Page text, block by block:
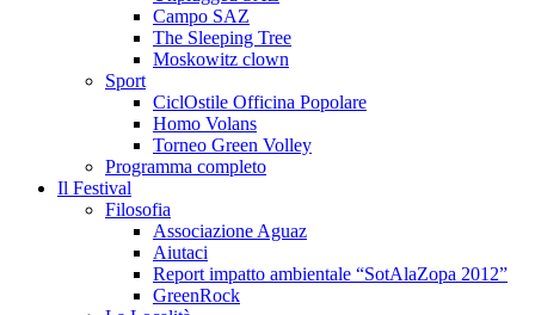
Campo SAZ
The Sleeping Tree
Moskowitz clown
Sport
CiclOstile Officina Popolare
Homo Volans
Torneo Green Volley
Programma completo
Il Festival
Filosofia
Associazione Aguaz
Aiutaci
Report impatto ambientale “SotAlaZopa 2012”
GreenRock